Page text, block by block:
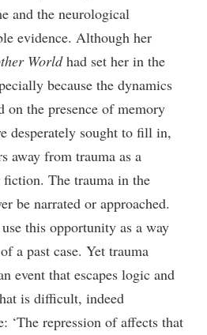
and the neurological
evidence. Although her
Worldhad set her in the
because the dynamics
on the presence of memory
desperately sought to fill in,
away from trauma as a
The trauma in the
be narrated or approached.
this opportunity as a way
a past case. Yet trauma
event that escapes logic and
is difficult, indeed
‘The repression of affects that